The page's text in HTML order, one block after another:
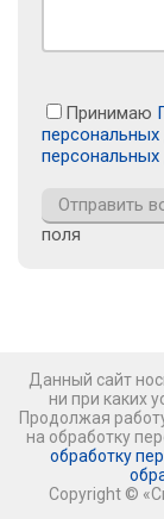
Принимаю
поля
Данный сайт
ни при каких
Продолжая
на обработку
обработку
Copyright ©